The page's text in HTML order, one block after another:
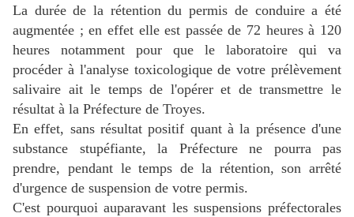
La durée de la rétention du permis de conduire a été
augmentée ; en effet elle est passée de 72 heures à 120
heures notamment pour que le laboratoire qui va
procéder à l'analyse toxicologique de votre prélèvement
salivaire ait le temps de l'opérer et de transmettre le
résultat à la Préfecture de Troyes.
En effet, sans résultat positif quant à la présence d'une
substance stupéfiante, la Préfecture ne pourra pas
prendre, pendant le temps de la rétention, son arrêté
d'urgence de suspension de votre permis.
C'est pourquoi auparavant les suspensions préfectorales